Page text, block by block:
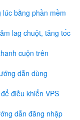
lúc bằng phần mềm
lag chuột, tăng tốc
cuộn trên
dẫn dùng
điều khiển VPS
dẫn đăng nhập